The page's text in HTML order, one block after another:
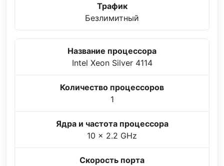
Трафик
Безлимитный
Название процессора
Intel Xeon Silver 4114
Количество процессоров
1
Ядра и частота процессора
10 x 2.2 GHz
Скорость порта